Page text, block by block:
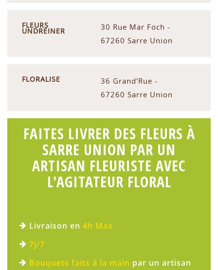
FLEURS
UNDREINER
30 Rue Mar Foch -
67260 Sarre Union
FLORALISE
36 Grand'Rue -
67260 Sarre Union
FAITES LIVRER DES FLEURS À
SARRE UNION PAR UN
ARTISAN FLEURISTE AVEC
L'AGITATEUR FLORAL
Livraison en 4h Max
7j/7
Bouquets faits à la main par un artisan